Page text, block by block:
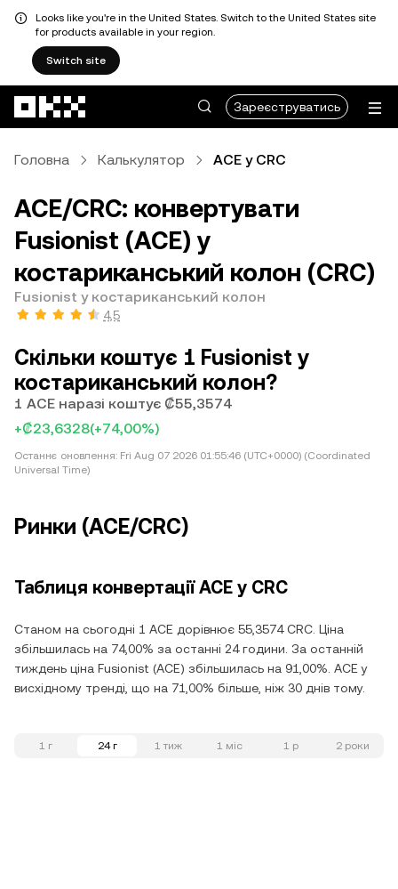
Looks like you're in the United States. Switch to the United States site
for products available in your region.
Switch site
Зареєструватись
Головна Калькулятор ACE у CRC
ACE/CRC: конвертувати
Fusionist (ACE) у
костариканський колон (CRC)
Fusionist у костариканський колон
4,5
Скільки коштує 1 Fusionist у
костариканський колон?
1 ACE наразі коштує ₡55,3574
+₡23,6328(+74,00%)
Останнє оновлення: Fri Aug 07 2026 01:55:46 (UTC+0000) (Coordinated
Universal Time)
Ринки (ACE/CRC)
Таблиця конвертації ACE у CRC
Станом на сьогодні 1 ACE дорівнює 55,3574 CRC. Ціна
збільшилась на 74,00% за останні 24 години. За останній
тиждень ціна Fusionist (ACE) збільшилась на 91,00%. ACE у
висхідному тренді, що на 71,00% більше, ніж 30 днів тому.
1 г 24 г 1 тиж 1 міс 1 р 2 роки